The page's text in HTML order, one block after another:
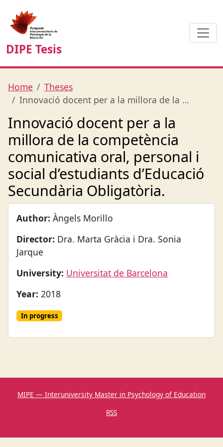
DIPE Tesis
Home
Theses
Innovació docent per a la millora de la …
Innovació docent per a la
millora de la competència
comunicativa oral, personal i
social d’estudiants d’Educació
Secundària Obligatòria.
Author: Àngels Morillo
Director: Dra. Marta Gràcia i Dra. Sonia
Jarque
University: Universitat de Barcelona
Year: 2018
In progress
MIPE — Interuniversity Master in Psychology of Education
RSS